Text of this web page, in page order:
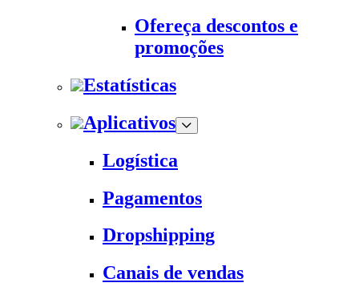
Ofereça descontos e
promoções
Estatísticas
Aplicativos
Logística
Pagamentos
Dropshipping
Canais de vendas